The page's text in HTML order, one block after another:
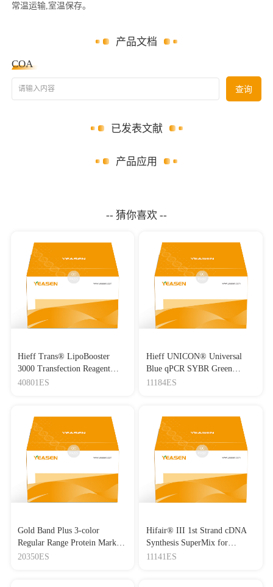
常温运输,室温保存。
产品文档
COA
请输入内容 查询
已发表文献
产品应用
-- 猜你喜欢 --
Hieff Trans® LipoBooster
3000 Transfection Reagent
Lipo3000转染试剂
40801ES
Hieff UNICON® Universal
Blue qPCR SYBR Green
Master Mix
11184ES
Gold Band Plus 3-color
Regular Range Protein Marker
(8-180 kDa) 三色预染蛋白质
20350ES
Hifair® III 1st Strand cDNA
Synthesis SuperMix for
qPCR(gDNA digester plus)
11141ES